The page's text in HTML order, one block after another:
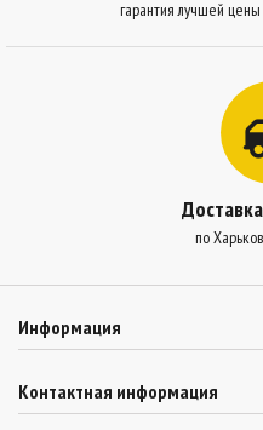
гарантия лучшей
по
Информация
Контактная информация